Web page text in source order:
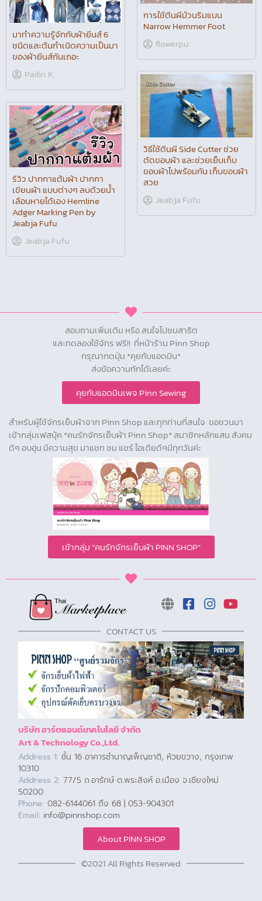
การใช้ตีนผีม้วนริมแบน
Narrow Hemmer Foot
flowerpu
มาทำความรู้จักกับผ้ายีนส์ 6
ชนิดและต้นกำเนิดความเป็นมา
ของผ้ายีนส์กันเถอะ
Pailin K.
วิธีใช้ตีนผี Side Cutter ช่วย
ตัดขอบผ้า และช่วยเย็บเก็บ
ขอบผ้าไปพร้อมกัน เก็บขอบผ้า
สวย
Jeabja Fufu
รีวิว ปากกาแต้มผ้า ปากกา
เขียนผ้า แบบต่างๆ ลบด้วยน้ำ
เลือนหายได้เอง Hemline
Adger Marking Pen by
Jeabja Fufu
Jeabja Fufu
สอบถามเพิ่มเติม หรือ สนใจไปชมสาธิต
และทดลองใช้จักร ฟรี!! ที่หน้าร้าน Pinn Shop
กรุณากดปุ่ม *คุยกับแอดมิน*
ส่งข้อความทักได้เลยค่ะ
คุยกับแอดมินเพจ Pinn Sewing
สำหรับผู้ใช้จักรเย็บผ้าจาก Pinn Shop และทุกท่านที่สนใจ ขอชวนมา
เข้ากลุ่มเฟสบุ้ค *คนรักจักรเย็บผ้า Pinn Shop* สมาชิกหลักแสน สังคม
ดีๆ อบอุ่น มีความสุข มาแชท ชม แชร์ ไอเดียดีๆมีทุกวันค่ะ
เข้ากลุ่ม “คนรักจักรเย็บผ้า PINN SHOP”
CONTACT US
บริษัท อาร์ตแอนด์เทคโนโลยี จำกัด
Art & Technology Co.,Ltd.
Address 1: ชั้น 16 อาคารชำนาญเพ็ญชาติ, ห้วยขวาง, กรุงเทพ
10310
Address 2: 77/5 ถ.อารักษ์ ต.พระสิงห์ อ.เมือง จ.เชียงใหม่
50200
Phone: 082-6144061 ถึง 68 | 053-904301
Email: info@pinnshop.com
About PINN SHOP
©2021 All Rights Reserved